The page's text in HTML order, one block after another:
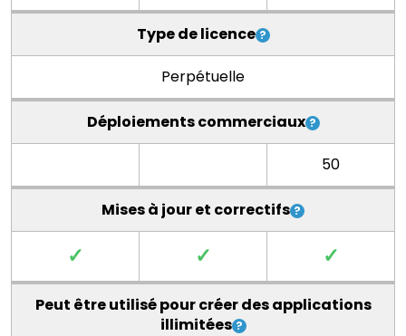
Type de licence
Perpétuelle
Déploiements commerciaux
50
Mises à jour et correctifs
✓ ✓ ✓
Peut être utilisé pour créer des applications
illimitées